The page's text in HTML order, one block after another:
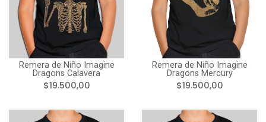
Remera de Niño Imagine
Dragons Calavera
$19.500,00
Remera de Niño Imagine
Dragons Mercury
$19.500,00